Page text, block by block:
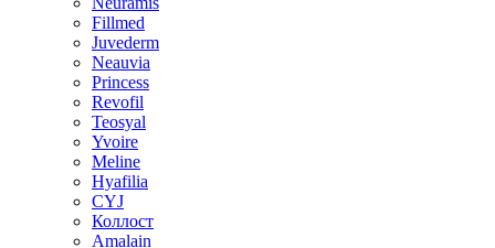
Fillmed
Juvederm
Neauvia
Princess
Revofil
Teosyal
Yvoire
Meline
Hyafilia
CYJ
Коллост
Amalain